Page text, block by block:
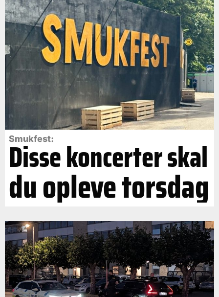
Smukfest:
Disse koncerter skal
du opleve torsdag